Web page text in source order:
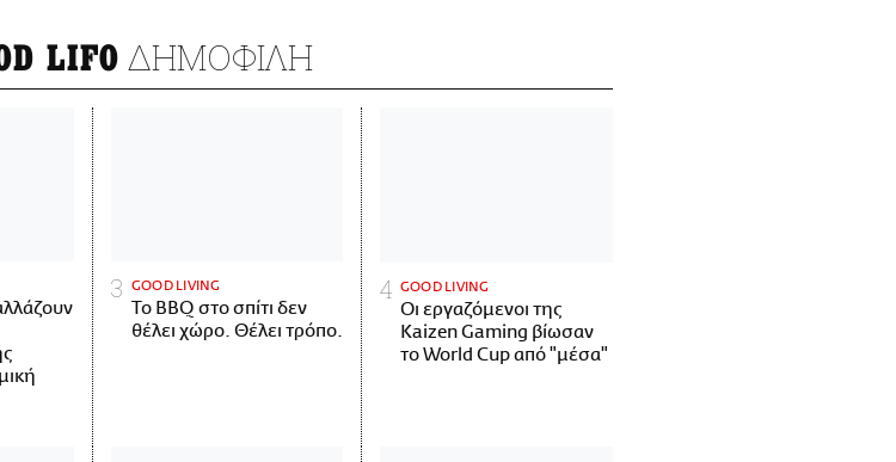
LIFO ΔΗΜΟΦΙΛΗ
GOOD LIVING
Το BBQ στο σπίτι δεν
θέλει χώρο. Θέλει τρόπο.
GOOD LIVING
Οι εργαζόμενοι της
Kaizen Gaming βίωσαν
το World Cup από "μέσα"